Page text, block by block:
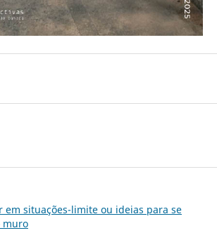
em situações-limite ou ideias para se
muro